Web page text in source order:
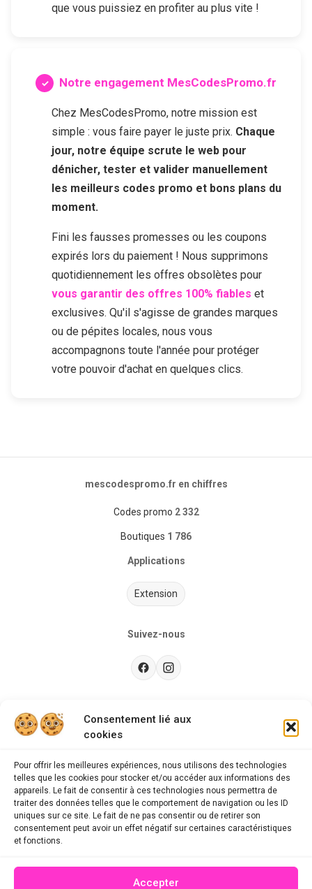
Consentement lié aux
cookies
Pour offrir les meilleures expériences, nous utilisons des technologies
telles que les cookies pour stocker et/ou accéder aux informations des
appareils. Le fait de consentir à ces technologies nous permettra de
traiter des données telles que le comportement de navigation ou les ID
uniques sur ce site. Le fait de ne pas consentir ou de retirer son
consentement peut avoir un effet négatif sur certaines caractéristiques
et fonctions.
Accepter
que vous puissiez en profiter au plus vite !
Notre engagement MesCodesPromo.fr
Chez MesCodesPromo, notre mission est
simple : vous faire payer le juste prix. Chaque
jour, notre équipe scrute le web pour
dénicher, tester et valider manuellement
les meilleurs codes promo et bons plans du
moment.
Fini les fausses promesses ou les coupons
expirés lors du paiement ! Nous supprimons
quotidiennement les offres obsolètes pour
vous garantir des offres 100% fiables et
exclusives. Qu'il s'agisse de grandes marques
ou de pépites locales, nous vous
accompagnons toute l'année pour protéger
votre pouvoir d'achat en quelques clics.
mescodespromo.fr en chiffres
Codes promo 2 332
Boutiques 1 786
Applications
Extension
Suivez-nous
FAQ
Mentions légales
Politique de confidentialité
Contact